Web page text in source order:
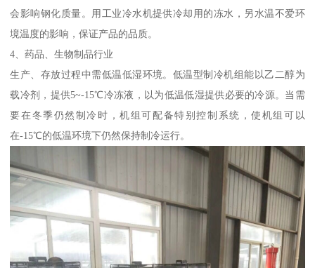
会影响钢化质量。用工业冷水机提供冷却用的冻水，另水温不爱环
境温度的影响，保证产品的品质。
4、药品、生物制品行业
生产、存放过程中需低温低湿环境。低温型制冷机组能以乙二醇为
载冷剂，提供5~-15℃冷冻液，以为低温低湿提供必要的冷源。当需
要在冬季仍然制冷时，机组可配备特别控制系统，使机组可以
在-15℃的低温环境下仍然保持制冷运行。